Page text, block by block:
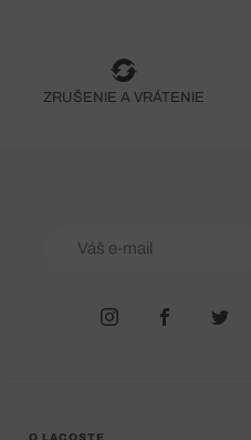
ZRUŠENIE A VRÁTENIE
O LACOSTE